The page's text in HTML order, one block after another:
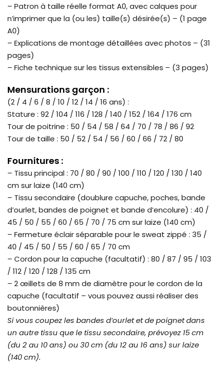
– Patron à taille réelle format A0, avec calques pour
n’imprimer que la (ou les) taille(s) désirée(s) – (1 page
A0)
– Explications de montage détaillées avec photos – (31
pages)
– Fiche technique sur les tissus extensibles – (3 pages)
Mensurations garçon :
(2 / 4 / 6 / 8 / 10 / 12 / 14 / 16 ans) :
Stature : 92 / 104 / 116 / 128 / 140 / 152 / 164 / 176 cm
Tour de poitrine : 50 / 54 / 58 / 64 / 70 / 78 / 86 / 92
Tour de taille : 50 / 52 / 54 / 56 / 60 / 66 / 72 / 80
Fournitures :
– Tissu principal : 70 / 80 / 90 / 100 / 110 / 120 / 130 / 140
cm sur laize (140 cm)
– Tissu secondaire (doublure capuche, poches, bande
d’ourlet, bandes de poignet et bande d’encolure) : 40 /
45 / 50 / 55 / 60 / 65 / 70 / 75 cm sur laize (140 cm)
– Fermeture éclair séparable pour le sweat zippé : 35 /
40 / 45 / 50 / 55 / 60 / 65 / 70 cm
– Cordon pour la capuche (facultatif) : 80 / 87 / 95 / 103
/ 112 / 120 / 128 / 135 cm
– 2 œillets de 8 mm de diamètre pour le cordon de la
capuche (facultatif – vous pouvez aussi réaliser des
boutonnières)
Si vous coupez les bandes d’ourlet et de poignet dans
un autre tissu que le tissu secondaire, prévoyez 15 cm
(du 2 au 10 ans) ou 30 cm (du 12 au 16 ans) sur laize
(140 cm).